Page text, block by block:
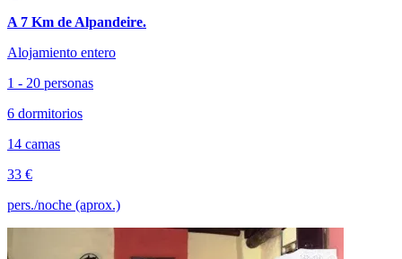
A 7 Km de Alpandeire.
Alojamiento entero
1 - 20 personas
6 dormitorios
14 camas
33 €
pers./noche (aprox.)